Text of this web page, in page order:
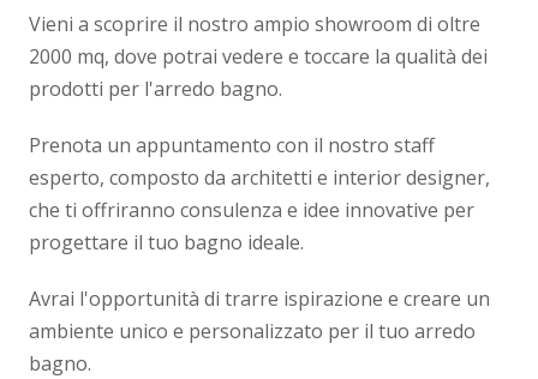
Vieni a scoprire il nostro ampio showroom di oltre
2000 mq, dove potrai vedere e toccare la qualità dei
prodotti per l'arredo bagno.
Prenota un appuntamento con il nostro staff
esperto, composto da architetti e interior designer,
che ti offriranno consulenza e idee innovative per
progettare il tuo bagno ideale.
Avrai l'opportunità di trarre ispirazione e creare un
ambiente unico e personalizzato per il tuo arredo
bagno.